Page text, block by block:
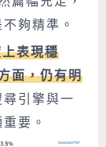
夠精準。
表現穩
面，仍有明
引擎與一
要。